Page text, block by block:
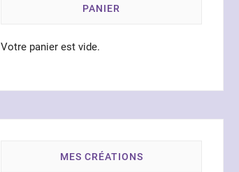
PANIER
Votre panier est vide.
MES CRÉATIONS